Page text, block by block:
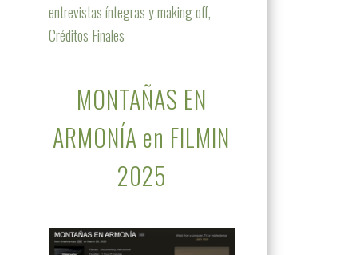
entrevistas íntegras y making off,
Créditos Finales
MONTAÑAS EN
ARMONÍA en FILMIN
2025